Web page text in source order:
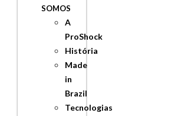
SOMOS
A
ProShock
História
Made
in
Brazil
Tecnologias